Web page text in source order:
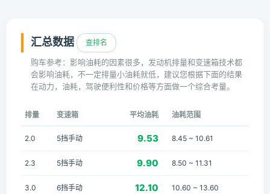
汇总数据 查排名
购车参考：影响油耗的因素很多，发动机排量和变速箱技术都
会影响油耗，不一定排量小油耗就低，建议您根据下面的结果
在动力，油耗，驾驶便利性和价格等方面做一个综合考量。
排量 变速箱 平均油耗 油耗范围
2.0 5挡手动 9.53 8.45 ~ 10.61
2.3 5挡手动 9.90 8.50 ~ 11.31
3.0 6挡手动 12.10 10.60 ~ 13.60